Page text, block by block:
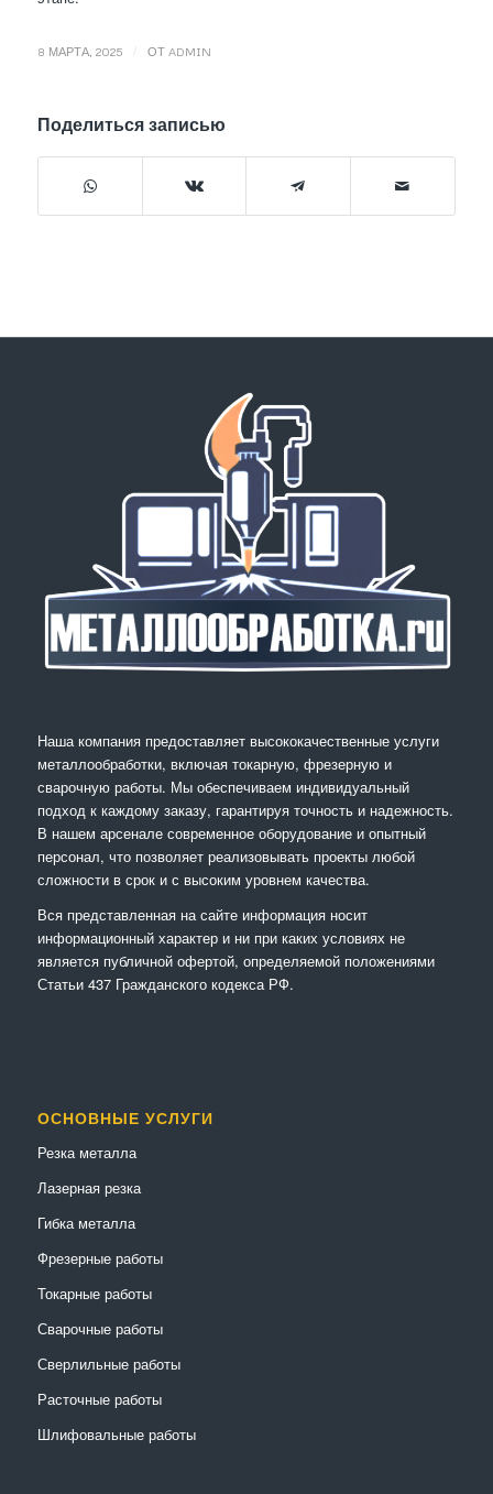
8 МАРТА, 2025 ОТ ADMIN
Поделиться записью
Наша компания предоставляет высококачественные услуги
металлообработки, включая токарную, фрезерную и
сварочную работы. Мы обеспечиваем индивидуальный
подход к каждому заказу, гарантируя точность и надежность.
В нашем арсенале современное оборудование и опытный
персонал, что позволяет реализовывать проекты любой
сложности в срок и с высоким уровнем качества.
Вся представленная на сайте информация носит
информационный характер и ни при каких условиях не
является публичной офертой, определяемой положениями
Статьи 437 Гражданского кодекса РФ.
ОСНОВНЫЕ УСЛУГИ
Резка металла
Лазерная резка
Гибка металла
Фрезерные работы
Токарные работы
Сварочные работы
Сверлильные работы
Расточные работы
Шлифовальные работы